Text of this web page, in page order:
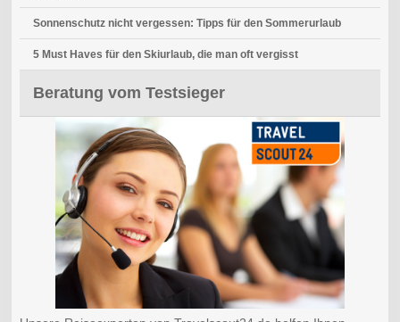
Sonnenschutz nicht vergessen: Tipps für den Sommerurlaub
5 Must Haves für den Skiurlaub, die man oft vergisst
Beratung vom Testsieger